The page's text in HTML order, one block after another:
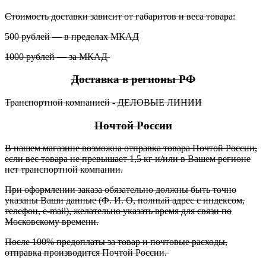
Стоимость доставки зависит от габаритов и веса товара:
500 рублей — в пределах МКАД
1000 рублей — за МКАД
Доставка в регионы РФ
Транспортной компанией - ДЕЛОВЫЕ ЛИНИИ
Почтой России
В нашем магазине возможна отправка товара Почтой России,
если вес товара не превышает 1,5 кг и/или в Вашем регионе
нет транспортной компании.
При оформлении заказа обязательно должны быть точно
указаны Ваши данные (Ф. И. О, полный адрес с индексом,
телефон, e-mail), желательно указать время для связи по
Московскому времени.
После 100% предоплаты за товар и почтовые расходы,
отправка производится Почтой России.